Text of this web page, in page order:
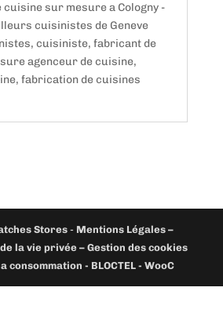
cuisine sur mesure a Cologny -
cuisinistes de Geneve
cuisiniste, fabricant de
agenceur de cuisine,
fabrication de cuisines
Stores - Mentions Légales –
la vie privée – Gestion des cookies
consommation - BLOCTEL - WooC